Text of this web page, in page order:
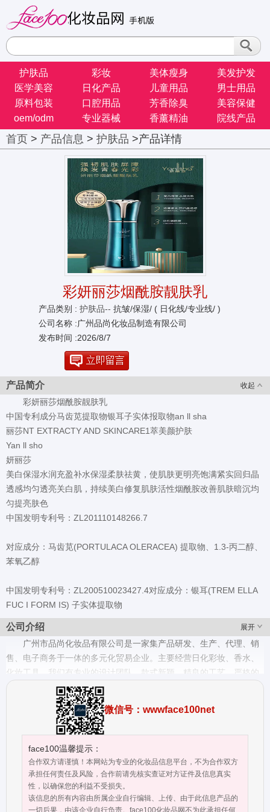
护肤品 彩妆 美体瘦身
美发护发
医学美容
日化产品 儿童用品
男士用品
原料包装
口腔用品 芳香除臭
美容保健
oem/odm
专业器械 香薰精油 院线产品
首页 > 产品信息 > 护肤品 >产品详情
彩妍丽莎烟酰胺靓肤乳
产品类别 : 护肤品-- 抗皱/保湿/ ( 日化线/专业线/ )
公司名称 :广州品尚化妆品制造有限公司
发布时间 :2026/8/7
收起
产品简介
彩妍丽莎烟酰胺靓肤乳
中国专利成分马齿苋提取物银耳子实体报取物an ll sha
丽莎NT EXTRACTY AND SKINCARE1萃美颜护肤
Yan ll sho
妍丽莎
美白保湿水润充盈补水保湿柔肤祛黄，使肌肤更明亮饱满紧实回归晶
透感均匀透亮关白肌，持续美白修复肌肤活性烟酰胺改善肌肤暗沉均
匀提亮肤色
中国发明专利号：ZL201110148266.7
对应成分：马齿苋(PORTULACA OLERACEA) 提取物、1.3-丙二醇、
苯氧乙醇
中国发明专利号：ZL200510023427.4对应成分：银耳(TREM ELLA
FUC I FORM IS) 子实体提取物
展开
公司介绍
广州市品尚化妆品有限公司是一家集产品研发、生产、代理、销
售、电子商务于一体的多元化贸易企业。主要经营日化彩妆、香水、
化妆工具。我们有专业的设计团队、款式新颖、精良的工艺、严格的
质量控制体系、优质的服务、合理的价格，我们的价格在国际市场上
具有很好竞争力,我们也提供OEM和ODM服务。欢迎社会各界前来参
观考察、莅临指导，我们竭诚期待与您的合作，选择我们，成就你我
微信号：wwwface100net
face100温馨提示：
合作双方请谨慎！本网站为专业的化妆品信息平台，不为合作双方
承担任何责任及风险，合作前请先核实查证对方证件及信息真实
性，以确保您的利益不受损失。
该信息的所有内容由所属企业自行编辑、上传、由于此信息产品的
一切后果，由该企业自行负责。face100化妆品网不为此承担任何